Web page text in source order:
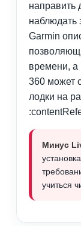
направить
наблюдать
Garmin
времени, а
360 может
лодки на
Минус
учиться